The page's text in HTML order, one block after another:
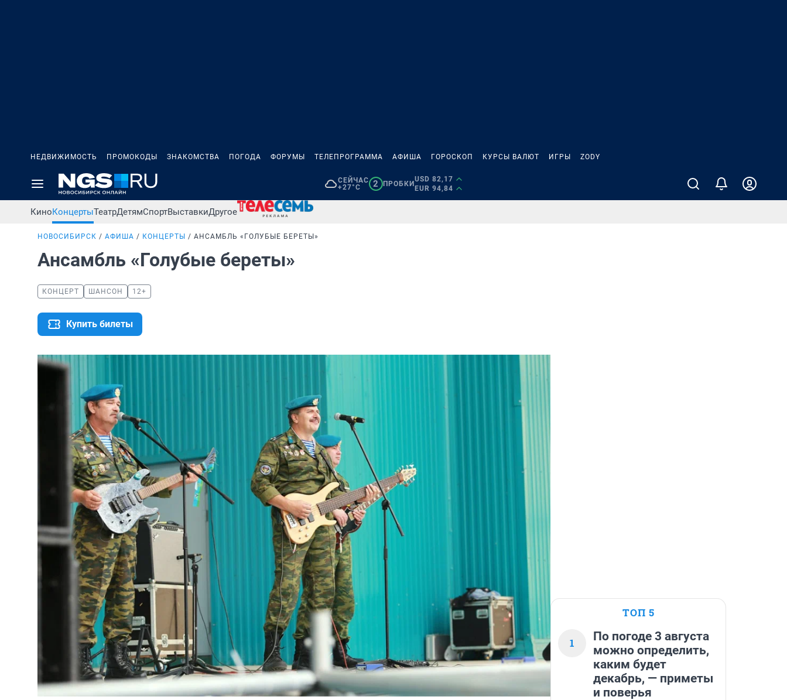
НЕДВИЖИМОСТЬ ПРОМОКОДЫ ЗНАКОМСТВА ПОГОДА ФОРУМЫ ТЕЛЕПРОГРАММА АФИША ГОРОСКОП КУРСЫ ВАЛЮТ ИГРЫ ZODY
СЕЙЧАС
+27°C
2 ПРОБКИ
USD 82,17
EUR 94,84
КиноКонцертыТеатрДетямСпортВыставкиДругое
НОВОСИБИРСК АФИША КОНЦЕРТЫ АНСАМБЛЬ «ГОЛУБЫЕ БЕРЕТЫ»
Ансамбль «Голубые береты»
КОНЦЕРТ ШАНСОН 12+
Купить билеты
ТОП 5
1
По погоде 3 августа
можно определить,
каким будет
декабрь, — приметы
и поверья